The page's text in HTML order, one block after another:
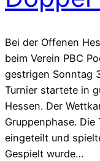
Bei der Offenen
beim Verein PBC
gestrigen Sonntag
Turnier startete in
Hessen. Der
Gruppenphase. Die
eingeteilt und
Gespielt wurde…